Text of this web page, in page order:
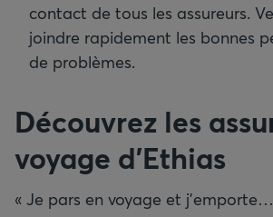
contact de tous les assureurs.
joindre rapidement les bonnes
de problèmes.
Découvrez les
voyage d’Ethias
« Je pars en voyage et